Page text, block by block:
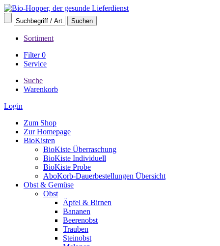
Sortiment
Filter0
Service
Suche
Warenkorb
Login
Zum Shop
Zur Homepage
BioKisten
BioKiste Überraschung
BioKiste Individuell
BioKiste Probe
AboKorb-Dauerbestellungen Übersicht
Obst & Gemüse
Obst
Äpfel & Birnen
Bananen
Beerenobst
Trauben
Steinobst